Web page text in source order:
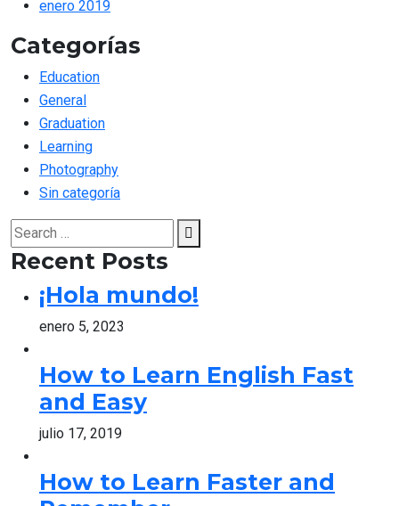
enero 2019
Categorías
Education
General
Graduation
Learning
Photography
Sin categoría
Search
for:
Search
Recent Posts
¡Hola mundo!
enero 5, 2023
How to Learn English Fast
and Easy
julio 17, 2019
How to Learn Faster and